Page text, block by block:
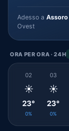
Adesso a Assoro
Ovest
ORA PER ORA · 24H
02
☀️
23°
0%
03
☀️
23°
0%